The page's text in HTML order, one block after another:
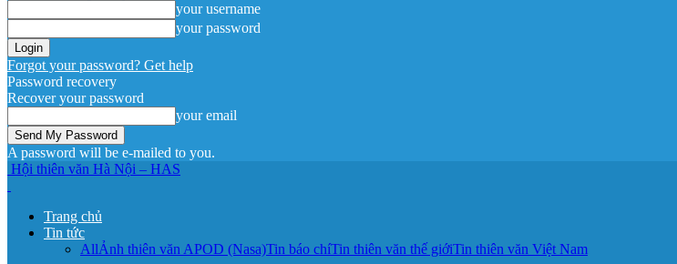
your username
your password
Forgot your password? Get help
Password recovery
Recover your password
your email
A password will be e-mailed to you.
Hội thiên văn Hà Nội – HAS
Trang chủ
Tin tức
AllẢnh thiên văn APOD (Nasa)Tin báo chíTin thiên văn thế giớiTin thiên văn Việt Nam